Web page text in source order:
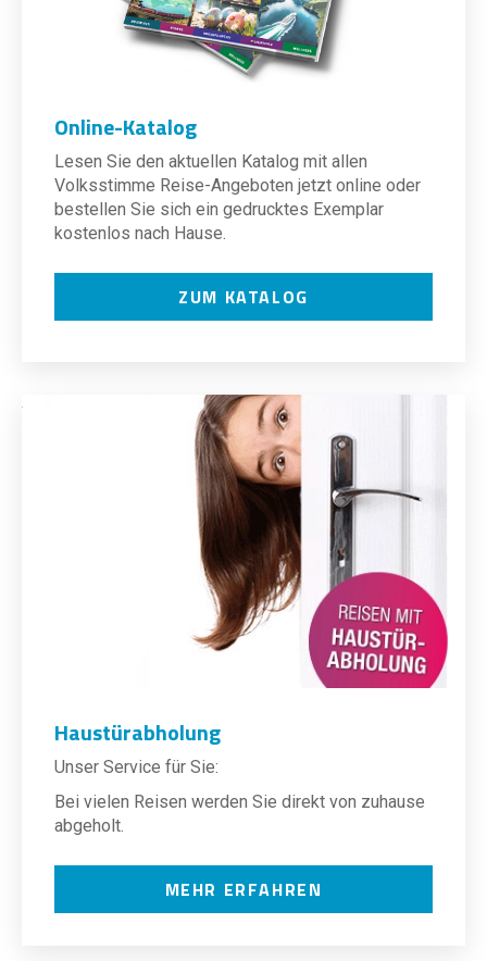
Online-Katalog
Lesen Sie den aktuellen Katalog mit allen
Volksstimme Reise-Angeboten jetzt online oder
bestellen Sie sich ein gedrucktes Exemplar
kostenlos nach Hause.
ZUM KATALOG
Haustürabholung
Unser Service für Sie:
Bei vielen Reisen werden Sie direkt von zuhause
abgeholt.
MEHR ERFAHREN